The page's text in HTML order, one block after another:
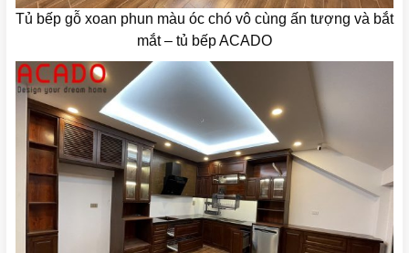
Tủ bếp gỗ xoan phun màu óc chó vô cùng ấn tượng và bắt
mắt – tủ bếp ACADO